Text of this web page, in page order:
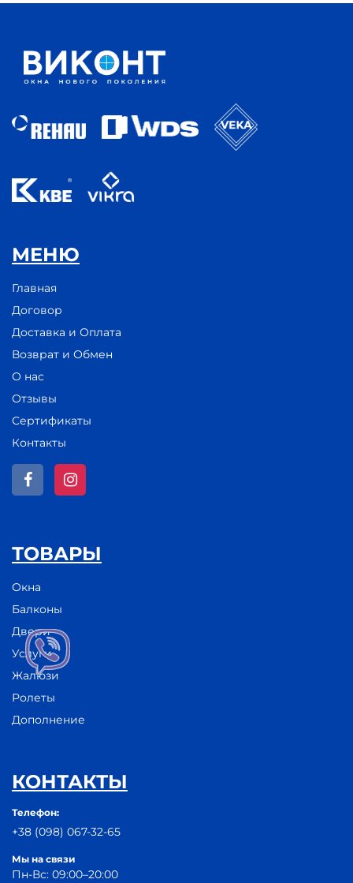
МЕНЮ
Главная
Договор
Доставка и Оплата
Возврат и Обмен
О нас
Отзывы
Сертификаты
Контакты
ТОВАРЫ
Окна
Балконы
Двери
Услуги
Жалюзи
Ролеты
Дополнение
КОНТАКТЫ
Телефон:
+38 (098) 067-32-65
Мы на связи
Пн-Вс: 09:00–20:00